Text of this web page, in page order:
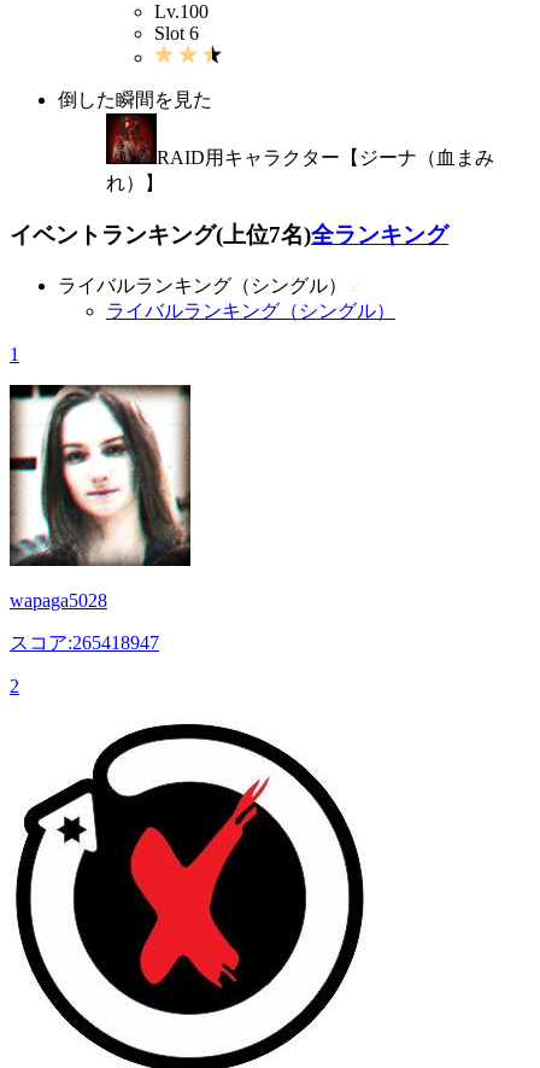
Lv.100
Slot 6
倒した瞬間を見た
RAID用キャラクター【ジーナ（血まみ
れ）】
イベントランキング(上位7名)全ランキング
ライバルランキング（シングル）
ライバルランキング（シングル）
1
wapaga5028
スコア:265418947
2